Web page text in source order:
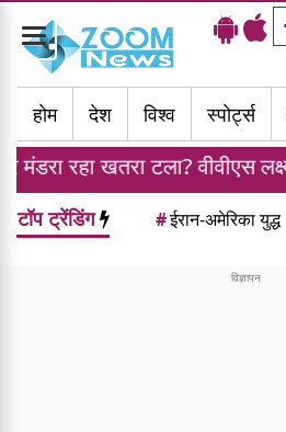
Toggle
navigation
होम
देश विश्व स्पोर्ट्स
टला? वीवीएस लक्ष्मण ने चीफ
टॉप ट्रेंडिंग #ईरान-अमेरिका युद्ध